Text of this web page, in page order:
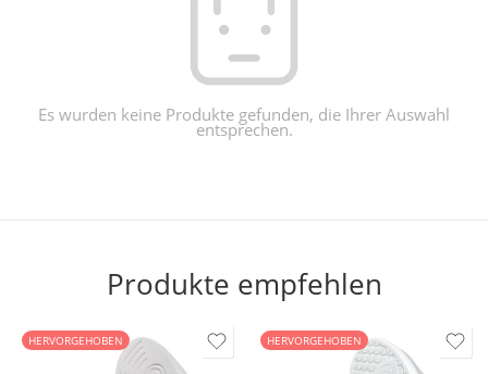
Es wurden keine Produkte gefunden, die Ihrer Auswahl
entsprechen.
Produkte empfehlen
HERVORGEHOBEN HERVORGEHOBEN